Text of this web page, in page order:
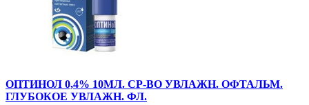
ОПТИНОЛ 0,4% 10МЛ. СР-ВО УВЛАЖН. ОФТАЛЬМ.
ГЛУБОКОЕ УВЛАЖН. ФЛ.